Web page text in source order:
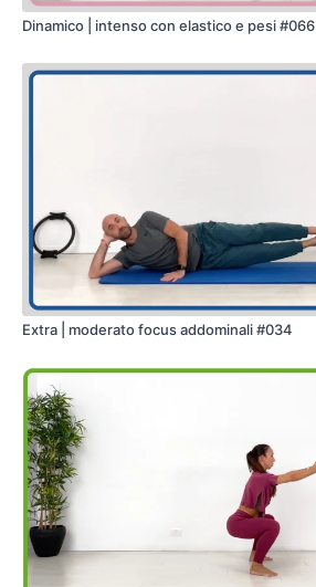
Dinamico | intenso con elastico e pesi #066
Extra | moderato focus addominali #034